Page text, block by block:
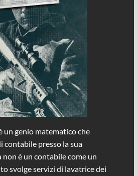
un genio matematico che
contabile presso la sua
non è un contabile come un
svolge servizi di lavatrice dei